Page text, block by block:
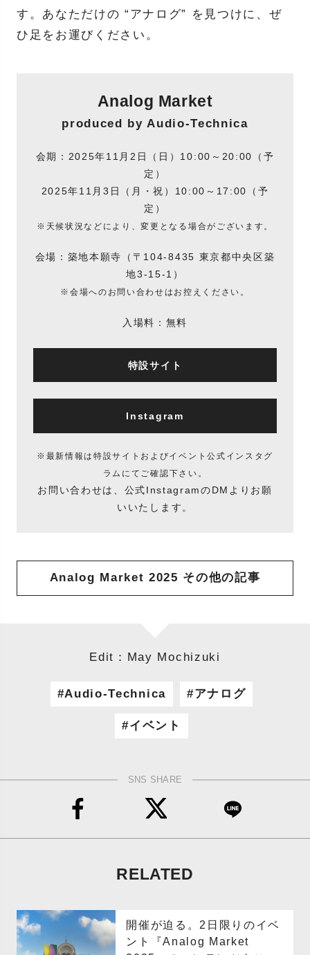
す。あなただけの “アナログ” を見つけに、ぜ
ひ足をお運びください。
Analog Market
produced by Audio-Technica
会期：2025年11月2日（日）10:00～20:00（予
定）
2025年11月3日（月・祝）10:00～17:00（予
定）
※天候状況などにより、変更となる場合がございます。
会場：築地本願寺（〒104-8435 東京都中央区築
地3-15-1）
※会場へのお問い合わせはお控えください。
入場料：無料
特設サイト
Instagram
※最新情報は特設サイトおよびイベント公式インスタグ
ラムにてご確認下さい。
お問い合わせは、公式InstagramのDMよりお願
いいたします。
Analog Market 2025 その他の記事
Edit：May Mochizuki
Audio-Technica アナログ
イベント
SNS SHARE
RELATED
開催が迫る。2日限りのイベ
ント『Analog Market